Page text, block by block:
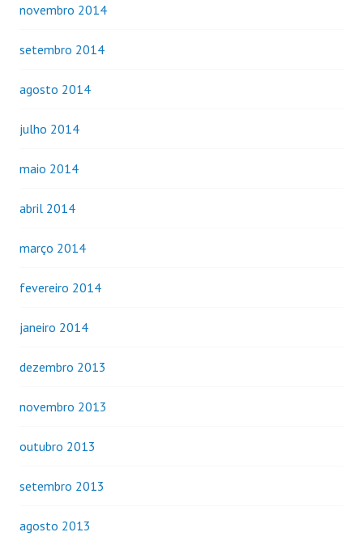
novembro 2014
setembro 2014
agosto 2014
julho 2014
maio 2014
abril 2014
março 2014
fevereiro 2014
janeiro 2014
dezembro 2013
novembro 2013
outubro 2013
setembro 2013
agosto 2013